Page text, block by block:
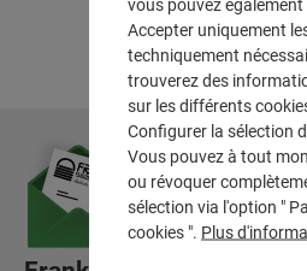
Accepter uniquement
techniquement
trouverez des
sur les différents
Configurer la sélection
Vous pouvez à tout
ou révoquer
sélection via l'option "
cookies ". Plus